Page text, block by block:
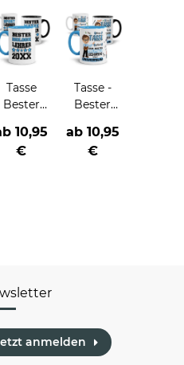
Tasse
Bester
Fächer-
10,95
€
Tasse -
Bester
Universum
ab 10,95
€
anmelden